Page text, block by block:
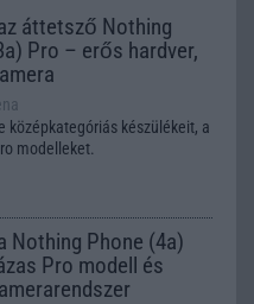
áttetsző Nothing
Pro – erős hardver,
középkategóriás készülékeit, a
modelleket.
Nothing Phone (4a)
Pro modell és